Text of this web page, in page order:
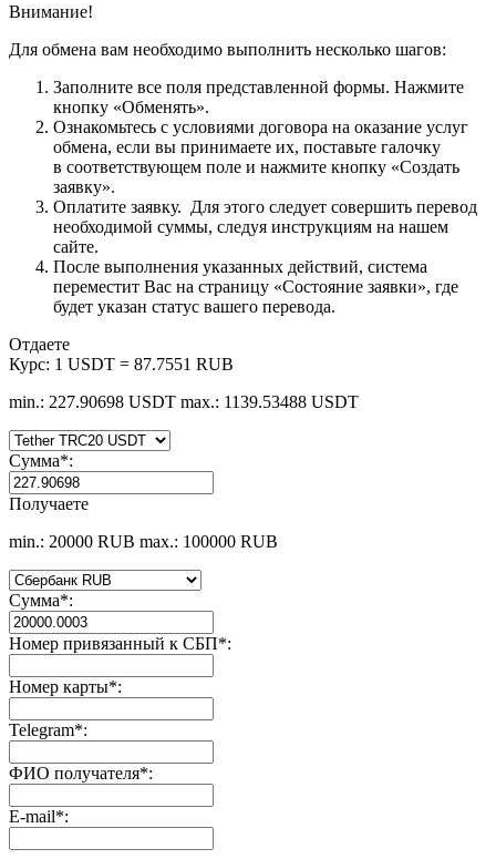
Внимание!
Для обмена вам необходимо выполнить несколько шагов:
Заполните все поля представленной формы. Нажмите
кнопку «Обменять».
Ознакомьтесь с условиями договора на оказание услуг
обмена, если вы принимаете их, поставьте галочку
в соответствующем поле и нажмите кнопку «Создать
заявку».
Оплатите заявку. Для этого следует совершить перевод
необходимой суммы, следуя инструкциям на нашем
сайте.
После выполнения указанных действий, система
переместит Вас на страницу «Состояние заявки», где
будет указан статус вашего перевода.
Отдаете
Курс: 1 USDT = 87.7551 RUB
min.: 227.90698 USDT max.: 1139.53488 USDT
Сумма*:
Получаете
min.: 20000 RUB max.: 100000 RUB
Сумма*:
Номер привязанный к СБП*:
Номер карты*:
Telegram*:
ФИО получателя*:
E-mail*: